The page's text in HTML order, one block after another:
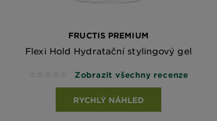
FRUCTIS PREMIUM
Flexi Hold Hydratační stylingový gel
No reviews Zobrazit všechny recenze
RYCHLÝ NÁHLED